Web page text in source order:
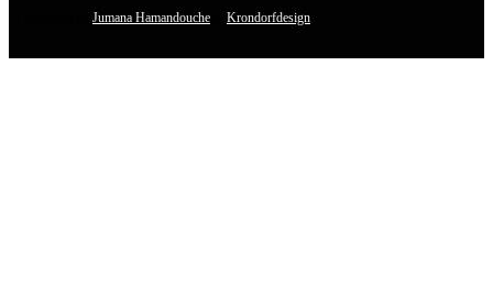
Jumana Hamandouche Krondorfdesign